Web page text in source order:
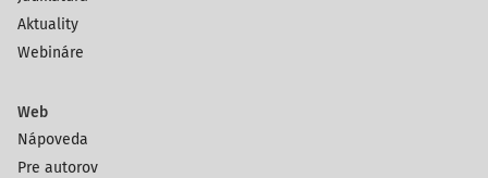
Aktuality
Webináre
Web
Nápoveda
Pre autorov